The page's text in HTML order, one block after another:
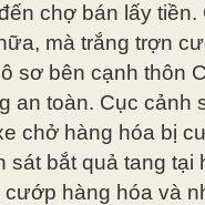
chợ bán lấy
mà trắng trợn
sơ bên cạnh thôn
an toàn. Cục cảnh
chở hàng hóa bị
sát bắt quả tang
hàng hóa và